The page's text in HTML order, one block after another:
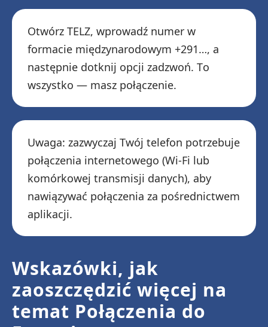
Otwórz TELZ, wprowadź numer w
formacie międzynarodowym +291…, a
następnie dotknij opcji zadzwoń. To
wszystko — masz połączenie.
Uwaga: zazwyczaj Twój telefon potrzebuje
połączenia internetowego (Wi-Fi lub
komórkowej transmisji danych), aby
nawiązywać połączenia za pośrednictwem
aplikacji.
Wskazówki, jak
zaoszczędzić więcej na
temat Połączenia do